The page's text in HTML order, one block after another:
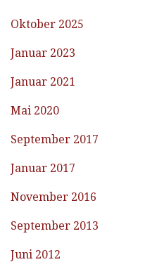
Oktober 2025
Januar 2023
Januar 2021
Mai 2020
September 2017
Januar 2017
November 2016
September 2013
Juni 2012